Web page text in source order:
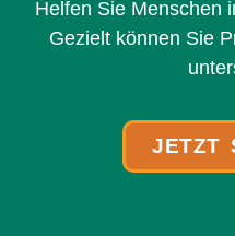
Helfen Sie Menschen
Gezielt können Sie
JETZT